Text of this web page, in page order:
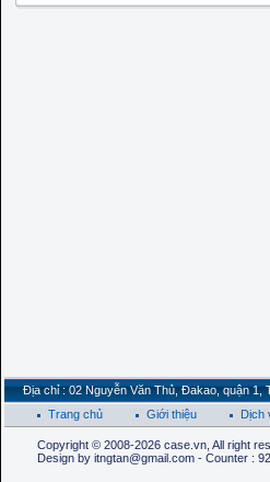
Địa chỉ : 02 Nguyễn Văn Thủ, Đakao, quận 1,
Trang chủ
Giới thiệu Dịch
Copyright © 2008-2026 case.vn, All right
Design by itngtan@gmail.com - Counter :